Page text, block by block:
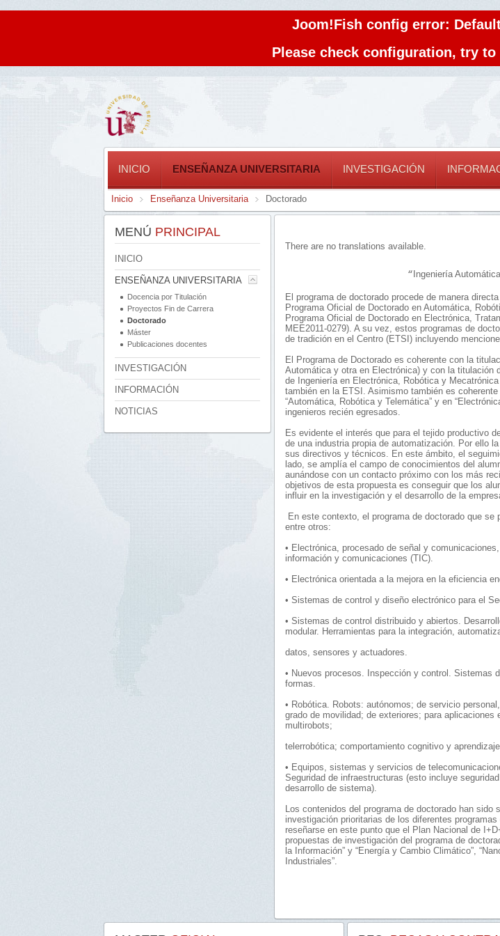
Joom!Fish config error:
Please check configuration, try
INICIO ENSEÑANZA UNIVERSITARIA INVESTIGACIÓN
Inicio Enseñanza Universitaria Doctorado
There are no translations available.
“ Ingeniería
El programa de doctorado procede de manera
Programa Oficial de Doctorado en Automática,
Programa Oficial de Doctorado en Electrónica,
MEE2011-0279). A su vez, estos programas de
de tradición en el Centro (ETSI) incluyendo
El Programa de Doctorado es coherente con la
Automática y otra en Electrónica) y con la titulación
de Ingeniería en Electrónica, Robótica y
también en la ETSI. Asimismo también es
“Automática, Robótica y Telemática” y en
ingenieros recién egresados.
Es evidente el interés que para el tejido productivo
de una industria propia de automatización. Por ello
sus directivos y técnicos. En este ámbito, el
lado, se amplía el campo de conocimientos del
aunándose con un contacto próximo con los más
objetivos de esta propuesta es conseguir que los
influir en la investigación y el desarrollo de la
En este contexto, el programa de doctorado que
entre otros:
• Electrónica, procesado de señal y
información y comunicaciones (TIC).
• Electrónica orientada a la mejora en la eficiencia
• Sistemas de control y diseño electrónico para el
• Sistemas de control distribuido y abiertos.
modular. Herramientas para la integración,
datos, sensores y actuadores.
• Nuevos procesos. Inspección y control. Sistemas
formas.
• Robótica. Robots: autónomos; de servicio
grado de movilidad; de exteriores; para
multirobots;
telerrobótica; comportamiento cognitivo y
• Equipos, sistemas y servicios de
Seguridad de infraestructuras (esto incluye
desarrollo de sistema).
Los contenidos del programa de doctorado han
investigación prioritarias de los diferentes
reseñarse en este punto que el Plan Nacional de
propuestas de investigación del programa de
la Información” y “Energía y Cambio Climático”,
Industriales”.
MENÚ PRINCIPAL
INICIO
ENSEÑANZA UNIVERSITARIA
Docencia por Titulación
Proyectos Fin de Carrera
Doctorado
Máster
Publicaciones docentes
INVESTIGACIÓN
INFORMACIÓN
NOTICIAS